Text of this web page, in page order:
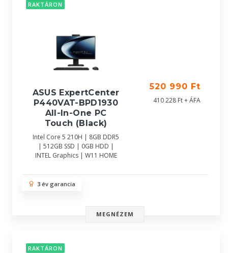
RAKTÁRON
ASUS ExpertCenter
P440VAT-BPD1930
All-In-One PC
Touch (Black)
Intel Core 5 210H | 8GB DDR5
| 512GB SSD | 0GB HDD |
INTEL Graphics | W11 HOME
520 990 Ft
410 228 Ft + ÁFA
3 év garancia
MEGNÉZEM
RAKTÁRON